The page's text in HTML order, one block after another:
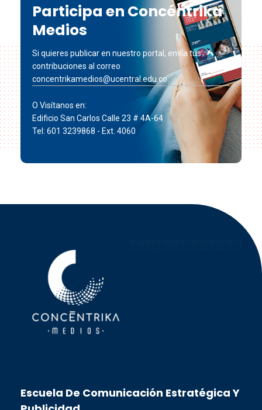
Participa en Concéntrika
Medios
Si quieres publicar en nuestro portal, envía tus
contribuciones al correo
concentrikamedios@ucentral.edu.co
O Visítanos en:
Edificio San Carlos Calle 23 # 4A-64
Tel: 601 3239868 - Ext. 4060
Escuela De Comunicación Estratégica Y